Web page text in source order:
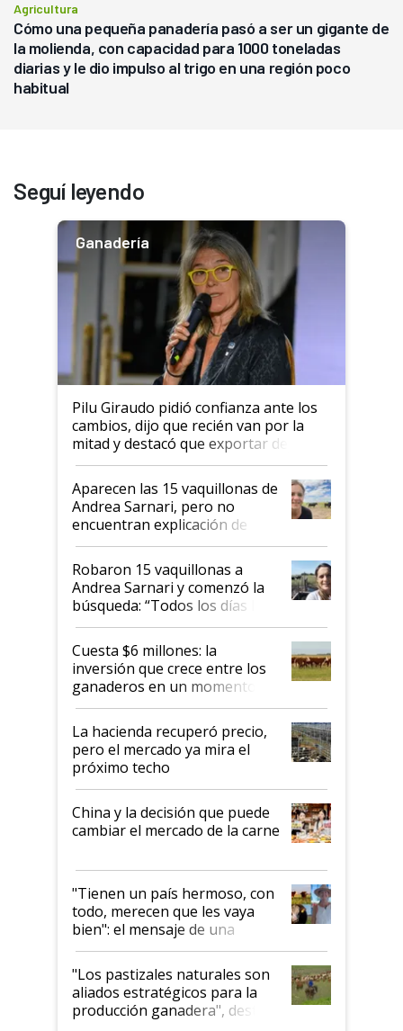
Agricultura
Cómo una pequeña panadería pasó a ser un gigante de
la molienda, con capacidad para 1000 toneladas
diarias y le dio impulso al trigo en una región poco
habitual
Seguí leyendo
Ganadería
Pilu Giraudo pidió confianza ante los
cambios, dijo que recién van por la
mitad y destacó que exportar dejó de
ser "para unos pocos": "Tenemos un
mandato muy claro del gobierno
nacional"
Aparecen las 15 vaquillonas de
Andrea Sarnari, pero no
encuentran explicación de
cómo llegaron allí
Robaron 15 vaquillonas a
Andrea Sarnari y comenzó la
búsqueda: “Todos los días le
toca a algún productor”
Cuesta $6 millones: la
inversión que crece entre los
ganaderos en un momento
histórico para la actividad
La hacienda recuperó precio,
pero el mercado ya mira el
próximo techo
China y la decisión que puede
cambiar el mercado de la carne
"Tienen un país hermoso, con
todo, merecen que les vaya
bien": el mensaje de una
ganadera uruguaya sobre las
oportunidades que se abren
para el agro en Argentina, con
foco en la carne
"Los pastizales naturales son
aliados estratégicos para la
producción ganadera", destaca